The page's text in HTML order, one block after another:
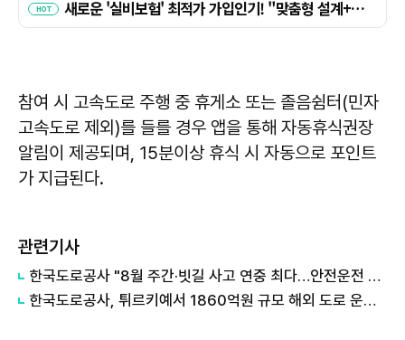
참여 시 고속도로 주행 중 휴게소 또는 졸음쉼터(민자
고속도로 제외)를 들를 경우 앱을 통해 자동휴식권장
알림이 제공되며, 15분이상 휴식 시 자동으로 포인트
가 지급된다.
관련기사
한국도로공사 "8월 주간·빗길 사고 연중 최다…안전운전 당부"
한국도로공사, 튀르키예서 1860억원 규모 해외 도로 운영관리 계약 체결